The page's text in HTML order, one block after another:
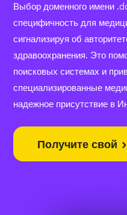
Выбор доменного имени
специфичность для
сигнализируя об
здравоохранения. Это
поисковых системах и
специализированные
надежное присутствие в
Получите свой